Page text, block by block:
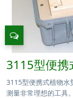
3115型便携
3115型便携式植物水
测量非常理想的工具